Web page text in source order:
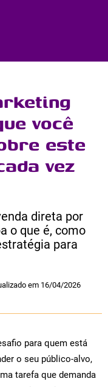
você
este
vez
direta por
o que é, como
para
em 16/04/2026
para quem está
o seu público-alvo,
tarefa que demanda